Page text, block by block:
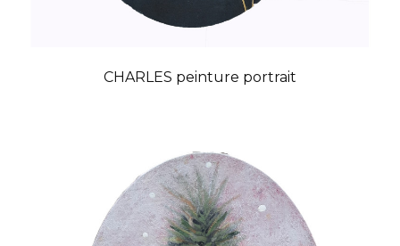
CHARLES peinture portrait